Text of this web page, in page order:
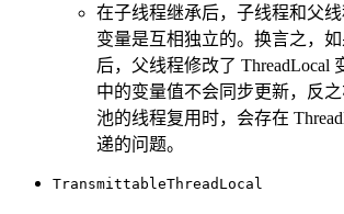
在子线程继承后，子线程和父线
变量是互相独立的。换言之，
后，父线程修改了 ThreadLocal
中的变量值不会同步更新，反
池的线程复用时，会存在
递的问题。
TransmittableThreadLocal